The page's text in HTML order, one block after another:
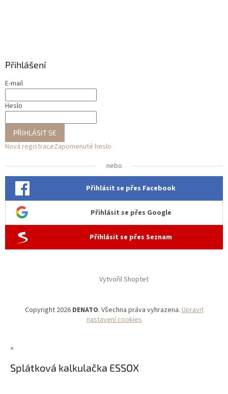
Přihlášení
E-mail
Heslo
PŘIHLÁSIT SE
Nová registraceZapomenuté heslo
nebo
Přihlásit se přes Facebook
Přihlásit se přes Google
Přihlásit se přes Seznam
Vytvořil Shoptet
Copyright 2026 DENATO. Všechna práva vyhrazena. Upravit
nastavení cookies
×
Splátková kalkulačka ESSOX